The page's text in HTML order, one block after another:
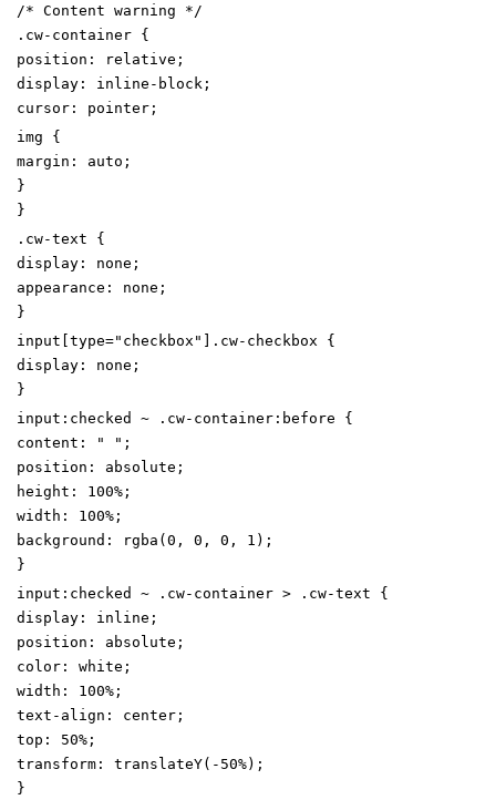
/* Content warning */
. cw-container {
position : relative ;
display : inline-block ;
cursor : pointer ;
img
{
margin : auto ;
}
}
. cw-text
{
display : none ;
appearance : none ;
}
input [type=" checkbox " ] . cw-checkbox
{
display : none ;
}
input : checked ~ . cw-container : before
{
content : " " ;
position : absolute ;
height : 100% ;
width : 100% ;
background : rgba (0 , 0 , 0 , 1 ) ;
}
input : checked ~ . cw-container > . cw-text
{
display : inline ;
position : absolute ;
color : white ;
width : 100% ;
text-align : center ;
top : 50% ;
transform : translateY( - 50%) ;
}